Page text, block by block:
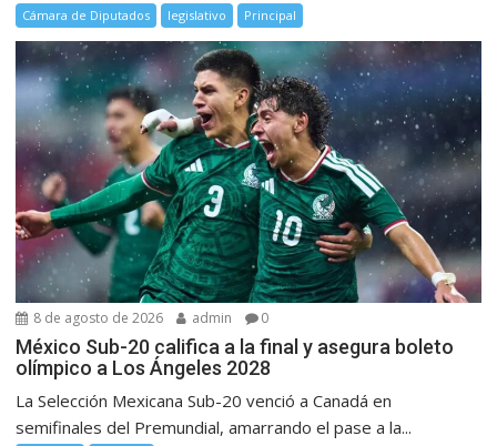
Cámara de Diputados legislativo Principal
8 de agosto de 2026 admin 0
México Sub-20 califica a la final y asegura boleto
olímpico a Los Ángeles 2028
La Selección Mexicana Sub-20 venció a Canadá en
semifinales del Premundial, amarrando el pase a la...